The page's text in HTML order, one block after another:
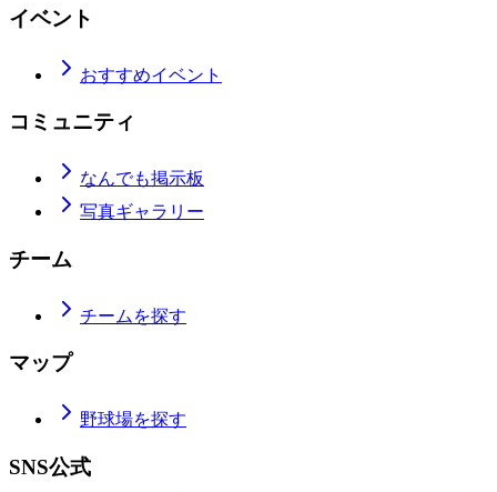
イベント
おすすめイベント
コミュニティ
なんでも掲示板
写真ギャラリー
チーム
チームを探す
マップ
野球場を探す
SNS公式